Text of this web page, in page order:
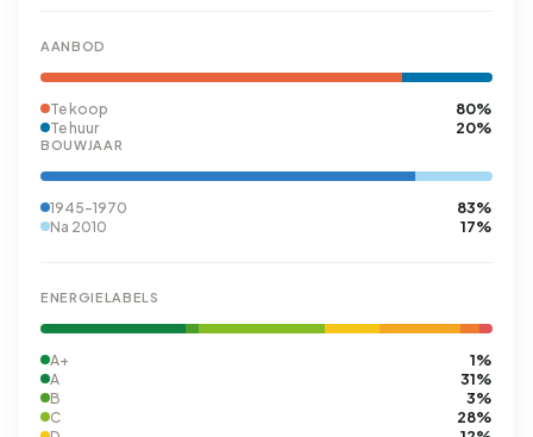
AANBOD
Te koop 80%
Te huur 20%
BOUWJAAR
1945-1970 83%
Na 2010 17%
ENERGIELABELS
A+ 1%
A 31%
B 3%
C 28%